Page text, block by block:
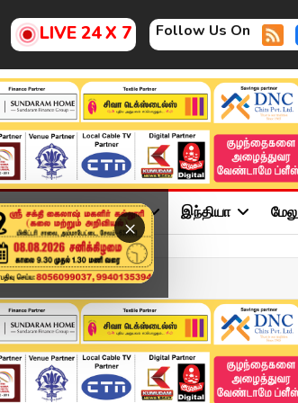
LIVE 24 X 7 Follow Us On
×
விளையாட்டு இந்தியா